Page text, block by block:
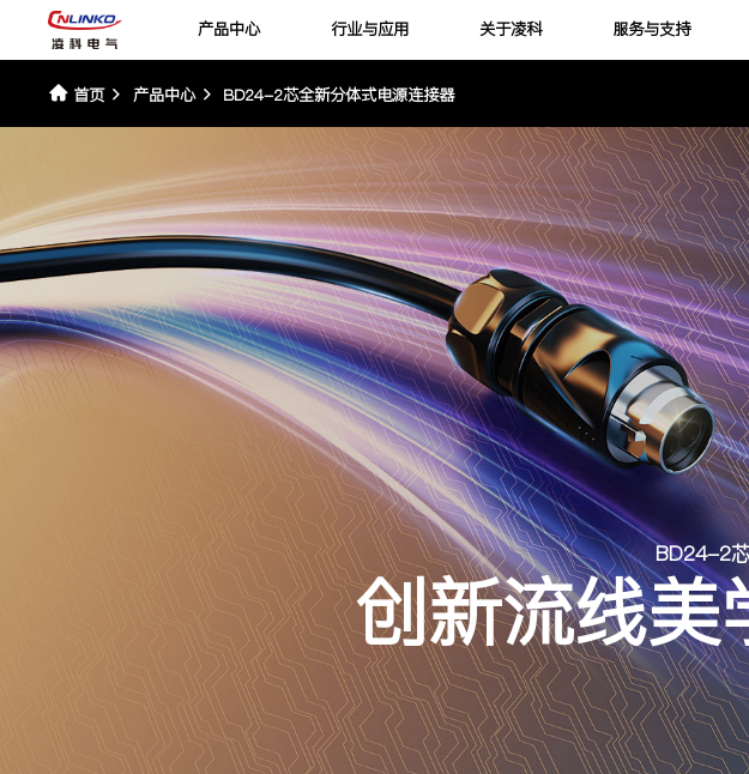
产品中心 行业与应用 关于凌科 服务与支持
首页 产品中心 BD24-2芯全新分体式电源连接器
BD24-2
创新流线